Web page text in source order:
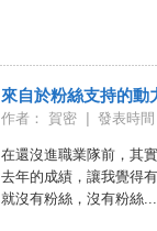
來自於粉絲支持的動
作者： 賀密 發表時
在還沒進職業隊前，其
去年的成績，讓我覺得
就沒有粉絲，沒有粉絲